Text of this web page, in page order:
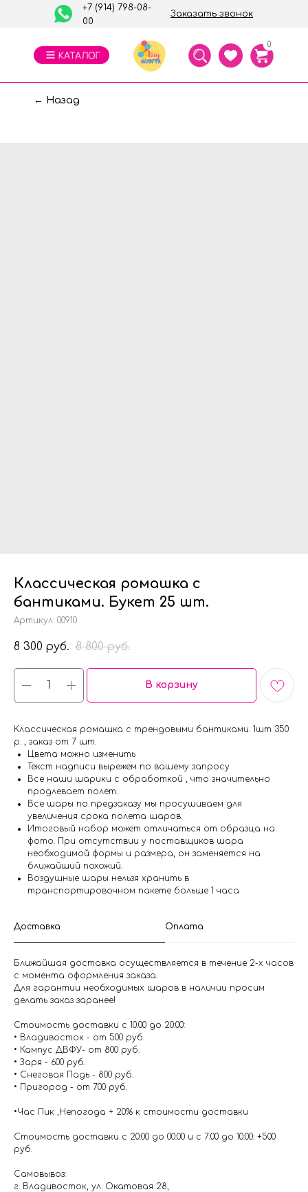
Заказать звонок
+7 (914) 798-08-
00
0
← Назад
Классическая ромашка с
бантиками. Букет 25 шт.
Артикул: 00910
8 300 руб. 8 800 руб.
В корзину
Классическая ромашка с трендовыми бантиками. 1шт 350
р. , заказ от 7 шт.
Цвета можно изменить
Текст надписи вырежем по вашему запросу
Все наши шарики с обработкой , что значительно
продлевает полет.
Все шары по предзаказу мы просушиваем для
увеличения срока полета шаров.
Итоговый набор может отличаться от образца на
фото. При отсутствии у поставщиков шара
необходимой формы и размера, он заменяется на
ближайший похожий.
Воздушные шары нельзя хранить в
транспортировочном пакете больше 1 часа
Доставка Оплата
Ближайшая доставка осуществляется в течение 2-х часов
с момента оформления заказа.
Для гарантии необходимых шаров в наличии просим
делать заказ заранее!
Стоимость доставки с 10.00 до 20:00:
• Владивосток - от 500 руб.
• Кампус ДВФУ- от 800 руб.
• Заря - 600 руб.
• Снеговая Падь - 800 руб.
• Пригород - от 700 руб.
•Час Пик ,Непогода + 20% к стоимости доставки
Стоимость доставки с 20:00 до 00:00 и с 7:00 до 10:00: +500
руб.
Самовывоз:
г. Владивосток, ул. Окатовая 28,